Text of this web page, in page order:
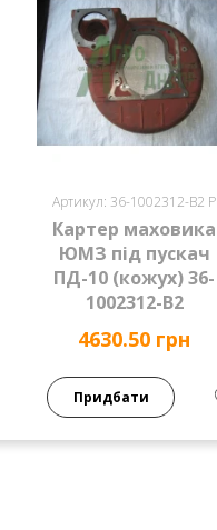
Артикул: 36-1002312-В2 Р
Картер маховика
ЮМЗ під пускач
ПД-10 (кожух) 36-
1002312-В2
4630.50 грн
Придбати